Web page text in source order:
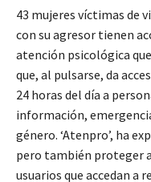
43 mujeres víctimas de
con su agresor tienen
atención psicológica
que, al pulsarse, da
24 horas del día a
información,
género. ‘Atenpro’, ha
pero también proteger
usuarios que accedan a